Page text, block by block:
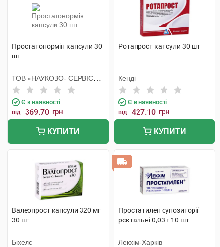
Простатонормін капсули 30
шт
ТОВ «НАУКОВО- СЕРВІСНА
ФІРМА «ОТАВА»
Є в наявності
від 369.70 грн
КУПИТИ
Ротапрост капсули 30 шт
Кенді
Є в наявності
від 427.10 грн
КУПИТИ
Валеопрост капсули 320 мг
30 шт
Біхелс
Простатилен супозиторії
ректальні 0,03 г 10 шт
Лекхім-Харків